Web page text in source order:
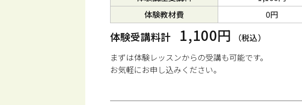
体験教材費
0円
体験受講料計 1,100円
（税込）
まずは体験レッスンからの受講も可能です。
お気軽にお申し込みください。